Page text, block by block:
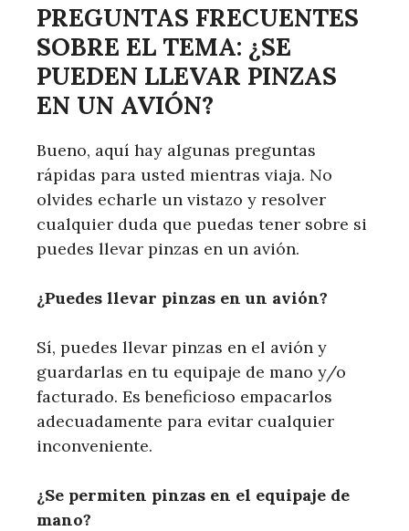
PREGUNTAS FRECUENTES
SOBRE EL TEMA: ¿SE
PUEDEN LLEVAR PINZAS
EN UN AVIÓN?
Bueno, aquí hay algunas preguntas
rápidas para usted mientras viaja. No
olvides echarle un vistazo y resolver
cualquier duda que puedas tener sobre si
puedes llevar pinzas en un avión.
¿Puedes llevar pinzas en un avión?
Sí, puedes llevar pinzas en el avión y
guardarlas en tu equipaje de mano y/o
facturado. Es beneficioso empacarlos
adecuadamente para evitar cualquier
inconveniente.
¿Se permiten pinzas en el equipaje de
mano?